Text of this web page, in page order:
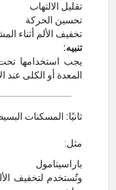
تقليل الالتهاب
تحسين الحركة
تخفيف الألم أثناء
تنبيه:
يجب استخدامها
المعدة أو الكلى عند
ثانيًا: المسكنات
مثل:
باراسيتامول
وتُستخدم لتخفيف